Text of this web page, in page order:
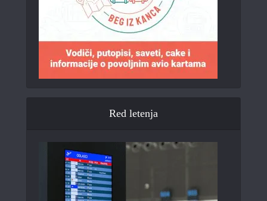
Red letenja